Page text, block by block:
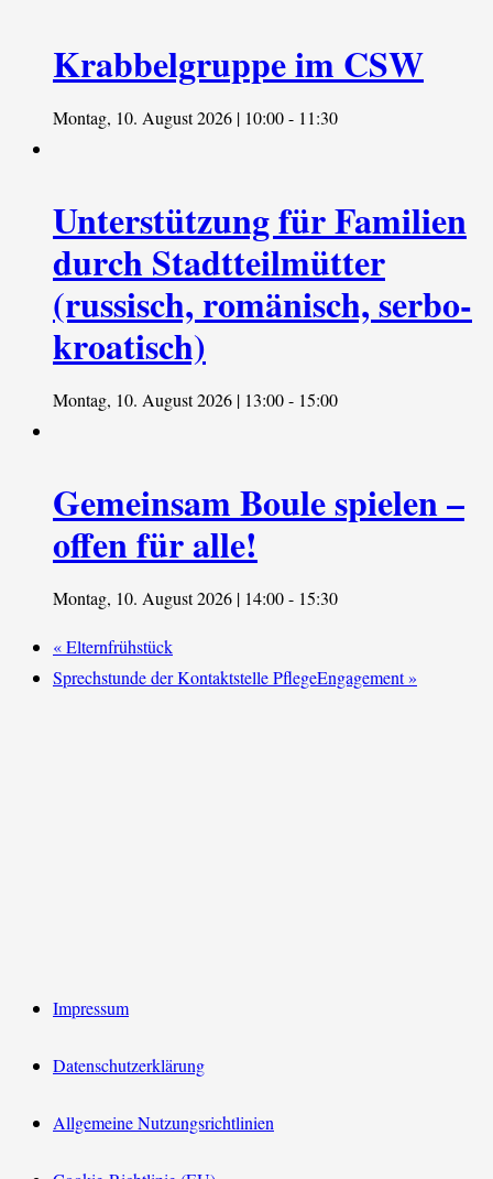
Krabbelgruppe im CSW
Montag, 10. August 2026 | 10:00- 11:30
Unterstützung für Familien
durch Stadtteilmütter
(russisch, romänisch, serbo-
kroatisch)
Montag, 10. August 2026 | 13:00- 15:00
Gemeinsam Boule spielen –
offen für alle!
Montag, 10. August 2026 | 14:00- 15:30
«Elternfrühstück
Sprechstunde der Kontaktstelle PflegeEngagement»
Impressum
Datenschutzerklärung
Allgemeine Nutzungsrichtlinien